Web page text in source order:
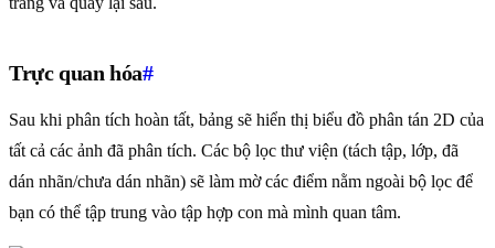
Trực quan hóa#
Sau khi phân tích hoàn tất, bảng sẽ hiển thị biểu đồ phân tán 2D của
tất cả các ảnh đã phân tích. Các bộ lọc thư viện (tách tập, lớp, đã
dán nhãn/chưa dán nhãn) sẽ làm mờ các điểm nằm ngoài bộ lọc để
bạn có thể tập trung vào tập hợp con mà mình quan tâm.